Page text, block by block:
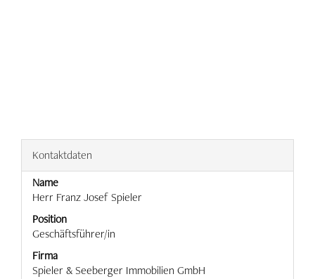
Kontaktdaten
Name
Herr Franz Josef Spieler
Position
Geschäftsführer/in
Firma
Spieler & Seeberger Immobilien GmbH